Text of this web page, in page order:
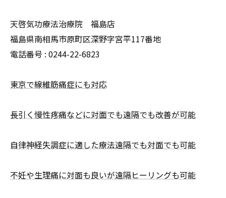
天啓気功療法治療院 福島店
福島県南相馬市原町区深野字宮平117番地
電話番号 : 0244-22-6823
東京で線維筋痛症にも対応
長引く慢性疼痛などに対面でも遠隔でも改善が可能
自律神経失調症に適した療法遠隔でも対面でも可能
不妊や生理痛に対面も良いが遠隔ヒーリングも可能